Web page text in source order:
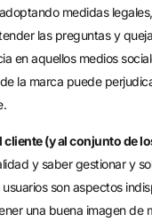
medidas
las preguntas y
en aquellos medios
la marca puede
cliente (y al conjunto de
y saber gestionar y
son aspectos
una buena imagen de